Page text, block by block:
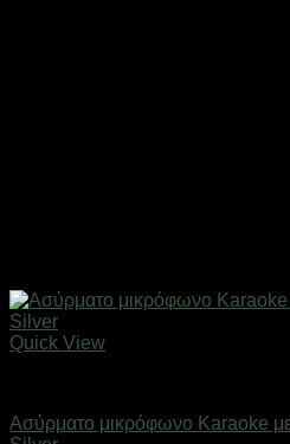
Quick View
Ασύρματο μικρόφωνο Karaoke